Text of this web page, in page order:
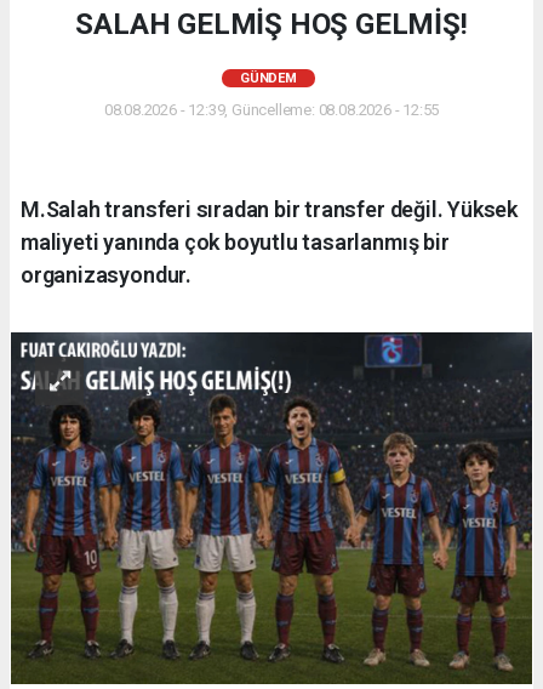
SALAH GELMİŞ HOŞ GELMİŞ!
GÜNDEM
08.08.2026 - 12:39, Güncelleme: 08.08.2026 - 12:55
M.Salah transferi sıradan bir transfer değil. Yüksek
maliyeti yanında çok boyutlu tasarlanmış bir
organizasyondur.